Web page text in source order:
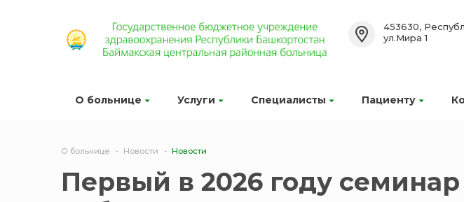
О больнице Услуги Специалисты Пациенту
453630,
ул.Мира 1
О больнице Новости Новости
Первый в 2026 году